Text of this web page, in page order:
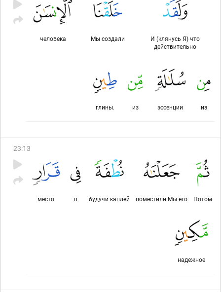
И (клянусь Я) что
действительно
Мы создали
человека
из
эссенции
из
глины.
23:13
Потом
поместили Мы его
будучи каплей
в
место
надежное